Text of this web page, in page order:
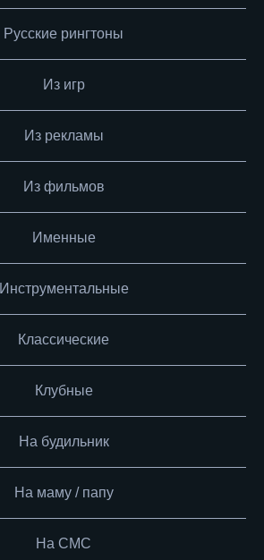
Русские рингтоны
Из игр
Из рекламы
Из фильмов
Именные
Инструментальные
Классические
Клубные
На будильник
На маму / папу
На СМС